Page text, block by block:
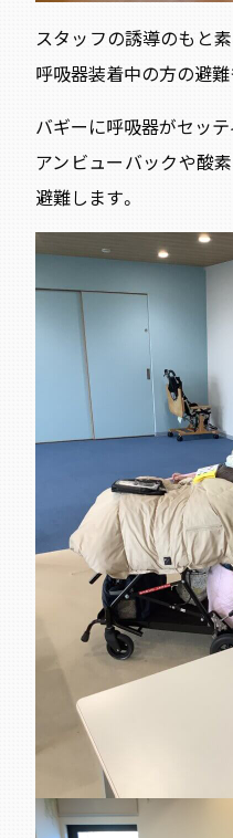
スタッフの誘導のもと
呼吸器装着中の方の避難
バギーに呼吸器がセッ
アンビューバックや酸
避難します。